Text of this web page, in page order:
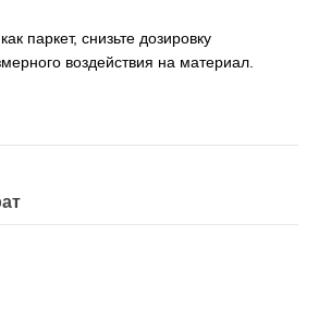
паркет, снизьте дозировку
воздействия на материал.